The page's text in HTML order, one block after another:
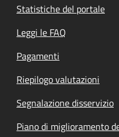
Statistiche del portale
Leggi le FAQ
Pagamenti
Riepilogo valutazioni
Segnalazione disservizio
Piano di miglioramento